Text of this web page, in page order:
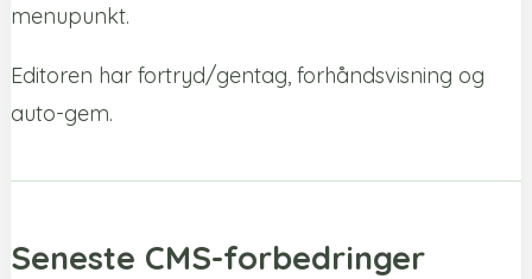
menupunkt.
Editoren har fortryd/gentag, forhåndsvisning og
auto-gem.
Seneste CMS-forbedringer